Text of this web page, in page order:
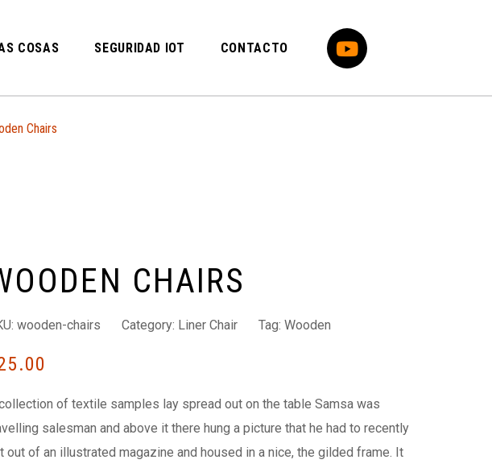
COSAS SEGURIDAD IOT CONTACTO
Chairs
CHAIRS
wooden-chairs Category: Liner Chair Tag: Wooden
of textile samples lay spread out on the table Samsa was
salesman and above it there hung a picture that he had to recently
out of an illustrated magazine and housed in a nice, the gilded frame. It